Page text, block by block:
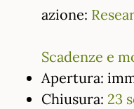
azione:
Scadenze e
Apertura:
Chiusura: 23